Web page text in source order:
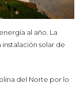
al año. La
solar de
del Norte por lo